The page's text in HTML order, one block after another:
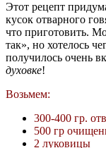
Этот рецепт
кусок отварного
что приготовить.
так», но хотелось
получилось очень
духовке!
Возьмем:
300-400 гр.
500 гр
2 луковицы